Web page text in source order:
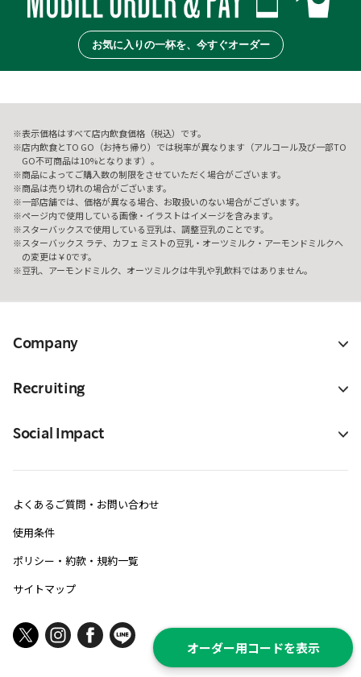
オーダー用コードを表示
お気に入りの一杯を、今すぐオーダー
表示価格はすべて店内飲食価格（税込）です。
店内飲食とTO GO（お持ち帰り）では税率が異なります（アルコール及び一部TO
GO不可商品は10%となります）。
商品によってご購入数の制限をさせていただく場合がございます。
商品は売り切れの場合がございます。
一部店舗では、価格が異なる場合、お取扱いのない場合がございます。
ページ内で使用している画像・イラストはイメージを含みます。
スターバックスで使用している豆乳は、調整豆乳のことです。
スターバックス ラテ、カフェ ミストの豆乳・オーツミルク・アーモンドミルクへ
の変更は￥0です。
豆乳、アーモンドミルク、オーツミルクは牛乳や乳飲料ではありません。
Company
Recruiting
Social Impact
よくあるご質問・お問い合わせ
使用条件
ポリシー・約款・規約一覧
サイトマップ